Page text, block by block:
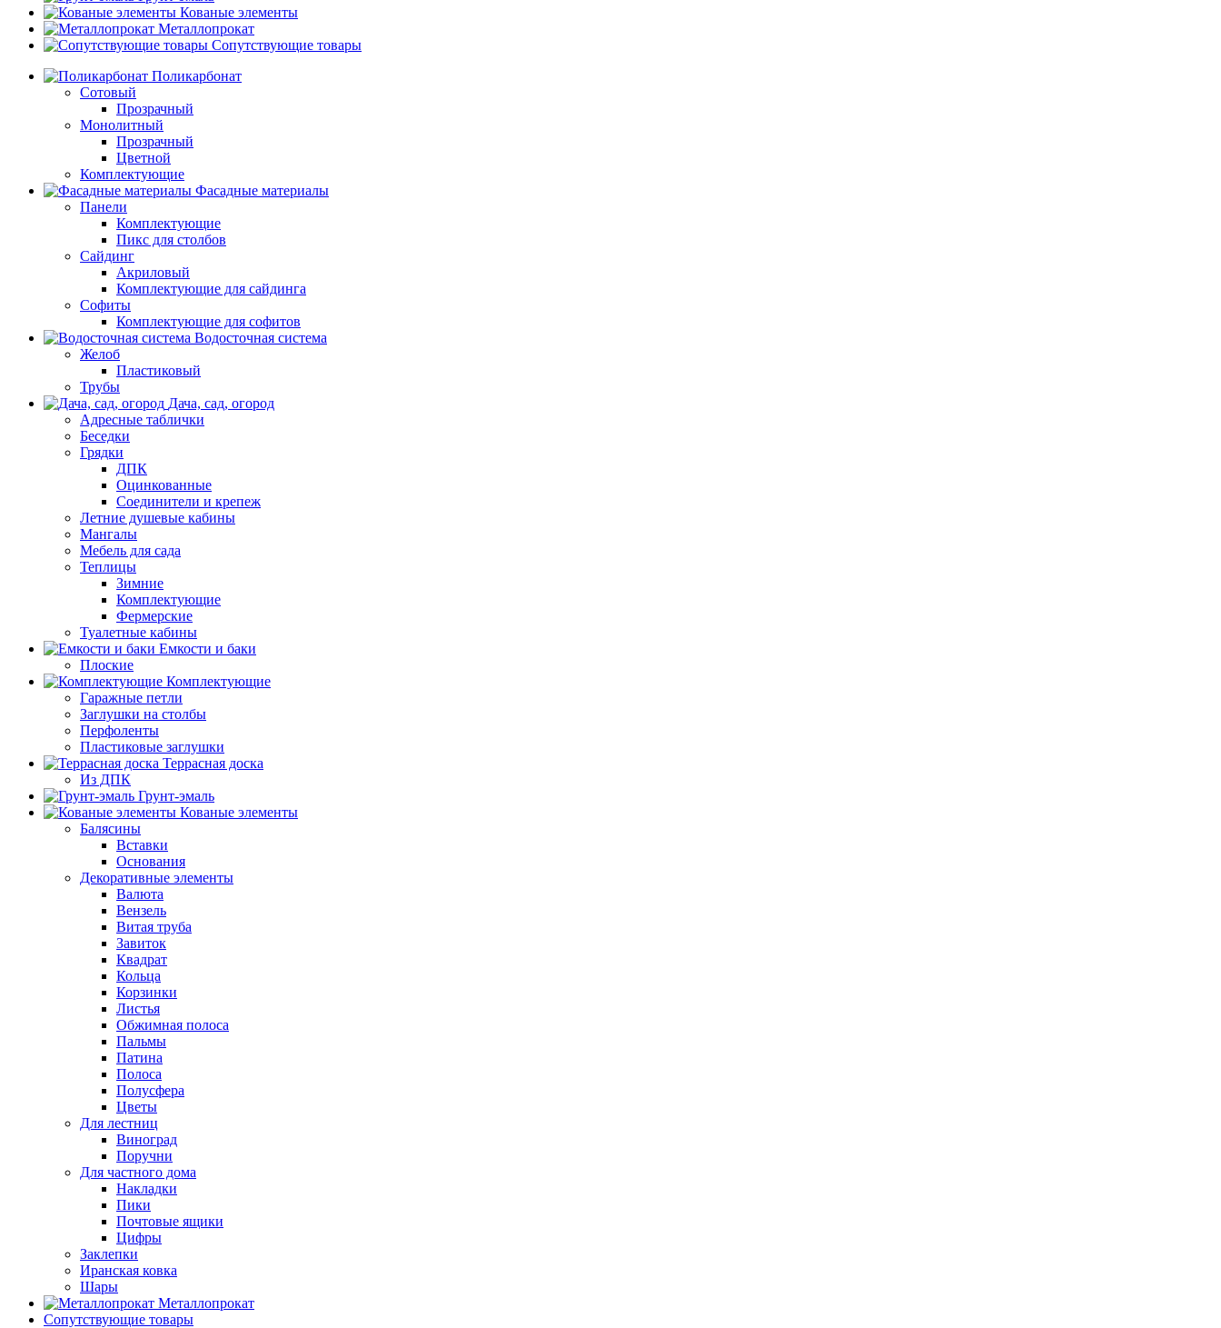
Кованые элементы
Металлопрокат
Сопутствующие товары
Поликарбонат
Сотовый
Прозрачный
Монолитный
Прозрачный
Цветной
Комплектующие
Фасадные материалы
Панели
Комплектующие
Пикс для столбов
Сайдинг
Акриловый
Комплектующие для сайдинга
Софиты
Комплектующие для софитов
Водосточная система
Желоб
Пластиковый
Трубы
Дача, сад, огород
Адресные таблички
Беседки
Грядки
ДПК
Оцинкованные
Соединители и крепеж
Летние душевые кабины
Мангалы
Мебель для сада
Теплицы
Зимние
Комплектующие
Фермерские
Туалетные кабины
Емкости и баки
Плоские
Комплектующие
Гаражные петли
Заглушки на столбы
Перфоленты
Пластиковые заглушки
Террасная доска
Из ДПК
Грунт-эмаль
Кованые элементы
Балясины
Вставки
Основания
Декоративные элементы
Валюта
Вензель
Витая труба
Завиток
Квадрат
Кольца
Корзинки
Листья
Обжимная полоса
Пальмы
Патина
Полоса
Полусфера
Цветы
Для лестниц
Виноград
Поручни
Для частного дома
Накладки
Пики
Почтовые ящики
Цифры
Заклепки
Иранская ковка
Шары
Металлопрокат
Сопутствующие товары